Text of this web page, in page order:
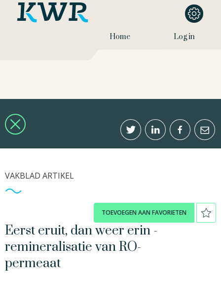
Home Log in
VAKBLAD ARTIKEL
TOEVOEGEN AAN FAVORIETEN
Eerst eruit, dan weer erin -
remineralisatie van RO-
permeaat